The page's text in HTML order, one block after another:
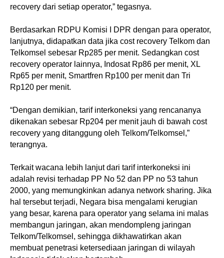
recovery dari setiap operator,” tegasnya.
Berdasarkan RDPU Komisi I DPR dengan para operator,
lanjutnya, didapatkan data jika cost recovery Telkom dan
Telkomsel sebesar Rp285 per menit. Sedangkan cost
recovery operator lainnya, Indosat Rp86 per menit, XL
Rp65 per menit, Smartfren Rp100 per menit dan Tri
Rp120 per menit.
“Dengan demikian, tarif interkoneksi yang rencananya
dikenakan sebesar Rp204 per menit jauh di bawah cost
recovery yang ditanggung oleh Telkom/Telkomsel,”
terangnya.
Terkait wacana lebih lanjut dari tarif interkoneksi ini
adalah revisi terhadap PP No 52 dan PP no 53 tahun
2000, yang memungkinkan adanya network sharing. Jika
hal tersebut terjadi, Negara bisa mengalami kerugian
yang besar, karena para operator yang selama ini malas
membangun jaringan, akan mendompleng jaringan
Telkom/Telkomsel, sehingga dikhawatirkan akan
membuat penetrasi ketersediaan jaringan di wilayah